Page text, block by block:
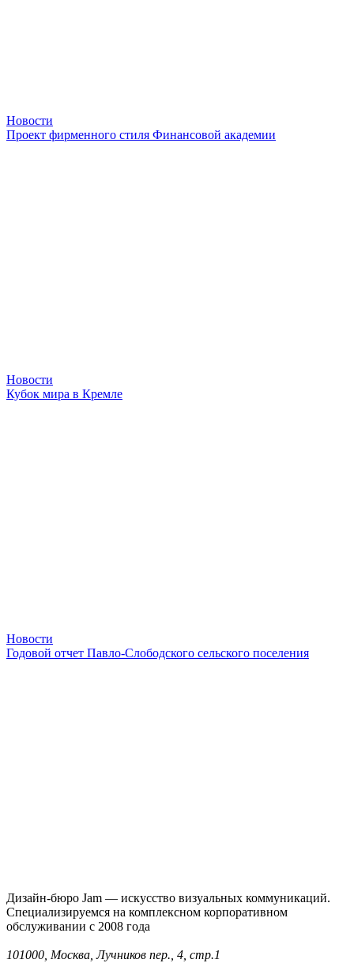
Новости
Проект фирменного стиля Финансовой академии
Новости
Кубок мира в Кремле
Новости
Годовой отчет Павло-Слободского сельского поселения
Дизайн-бюро Jam — искусство визуальных коммуникаций.
Специализируемся на комплексном корпоративном
обслуживании с 2008 года
101000, Москва, Лучников пер., 4, стр.1